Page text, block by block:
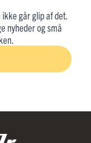
går glip af det.
nyheder og små